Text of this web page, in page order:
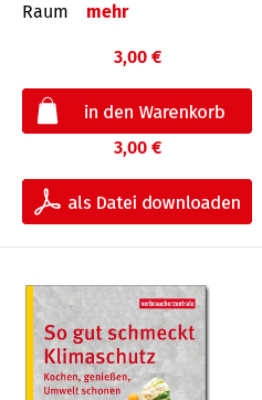
Raum
mehr
3,00 €
3,00 €